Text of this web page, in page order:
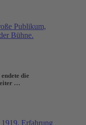
die
…